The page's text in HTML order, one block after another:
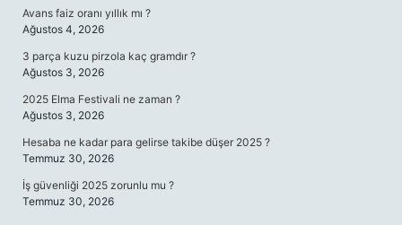
Avans faiz oranı yıllık mı ?
Ağustos 4, 2026
3 parça kuzu pirzola kaç gramdır ?
Ağustos 3, 2026
2025 Elma Festivali ne zaman ?
Ağustos 3, 2026
Hesaba ne kadar para gelirse takibe düşer 2025 ?
Temmuz 30, 2026
İş güvenliği 2025 zorunlu mu ?
Temmuz 30, 2026